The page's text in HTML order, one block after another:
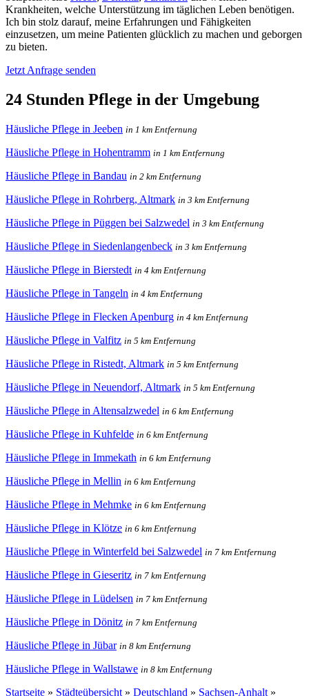
Krankheiten, welche Unterstützung im täglichen Leben benötigen.
Ich bin stolz darauf, meine Erfahrungen und Fähigkeiten
einzusetzen, um meine Patienten glücklich zu machen und geborgen
zu bieten.
Jetzt Anfrage senden
24 Stunden Pflege in der Umgebung
Häusliche Pflege in Jeeben in 1 km Entfernung
Häusliche Pflege in Hohentramm in 1 km Entfernung
Häusliche Pflege in Bandau in 2 km Entfernung
Häusliche Pflege in Rohrberg, Altmark in 3 km Entfernung
Häusliche Pflege in Püggen bei Salzwedel in 3 km Entfernung
Häusliche Pflege in Siedenlangenbeck in 3 km Entfernung
Häusliche Pflege in Bierstedt in 4 km Entfernung
Häusliche Pflege in Tangeln in 4 km Entfernung
Häusliche Pflege in Flecken Apenburg in 4 km Entfernung
Häusliche Pflege in Valfitz in 5 km Entfernung
Häusliche Pflege in Ristedt, Altmark in 5 km Entfernung
Häusliche Pflege in Neuendorf, Altmark in 5 km Entfernung
Häusliche Pflege in Altensalzwedel in 6 km Entfernung
Häusliche Pflege in Kuhfelde in 6 km Entfernung
Häusliche Pflege in Immekath in 6 km Entfernung
Häusliche Pflege in Mellin in 6 km Entfernung
Häusliche Pflege in Mehmke in 6 km Entfernung
Häusliche Pflege in Klötze in 6 km Entfernung
Häusliche Pflege in Winterfeld bei Salzwedel in 7 km Entfernung
Häusliche Pflege in Gieseritz in 7 km Entfernung
Häusliche Pflege in Lüdelsen in 7 km Entfernung
Häusliche Pflege in Dönitz in 7 km Entfernung
Häusliche Pflege in Jübar in 8 km Entfernung
Häusliche Pflege in Wallstawe in 8 km Entfernung
Startseite » Städteübersicht » Deutschland » Sachsen-Anhalt »